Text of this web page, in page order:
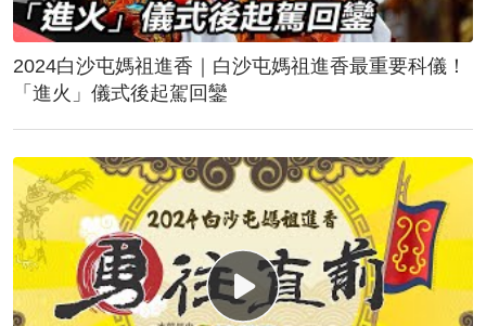
2024白沙屯媽祖進香｜白沙屯媽祖進香最重要科儀！
「進火」儀式後起駕回鑾